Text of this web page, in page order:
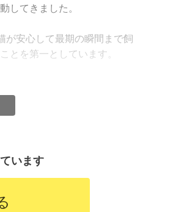
の基金
代が大きな割合を占めていま
してきました。
が安心して最期の瞬間まで飼
とを第一としています。
います